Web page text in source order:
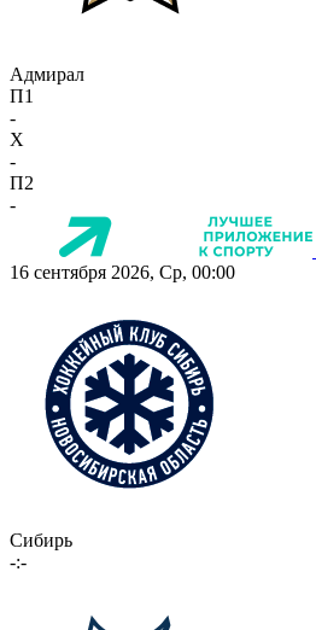
Адмирал
П1
-
X
-
П2
-
16 сентября 2026, Ср, 00:00
Сибирь
-:-